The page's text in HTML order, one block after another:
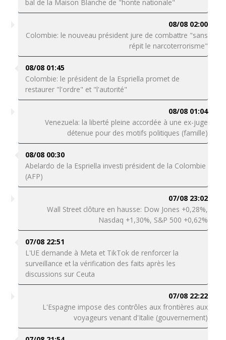
bal de la Maison Blanche de "honte nationale"
08/08 02:00
Colombie: le nouveau président jure de combattre "sans
répit le narcoterrorisme"
08/08 01:45
Colombie: le président de la Espriella promet de
restaurer "l'ordre" et "l'autorité"
08/08 01:04
Venezuela: la liberté pleine accordée à une ex-juge
détenue pour des motifs politiques (famille)
08/08 00:30
Abelardo de la Espriella investi président de la Colombie
(AFP)
07/08 23:02
Wall Street clôture en hausse: Dow Jones +0,28%,
Nasdaq +1,30%, S&P 500 +0,62%
07/08 22:51
L'UE demande à Meta et TikTok de renforcer la
surveillance et la vérification des faits après les
discussions sur Ceuta
07/08 22:22
L'Espagne impose des contrôles aux frontières aux
voyageurs venant d'Italie (gouvernement)